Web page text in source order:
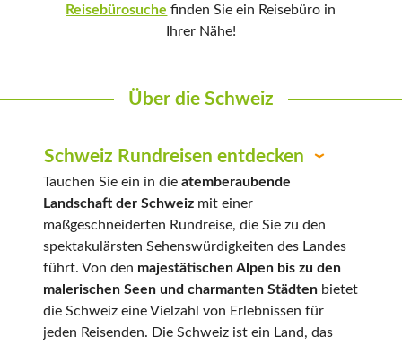
Reisebürosuche finden Sie ein Reisebüro in
Ihrer Nähe!
Über die Schweiz
Schweiz Rundreisen entdecken
Tauchen Sie ein in die atemberaubende
Landschaft der Schweiz mit einer
maßgeschneiderten Rundreise, die Sie zu den
spektakulärsten Sehenswürdigkeiten des Landes
führt. Von den majestätischen Alpen bis zu den
malerischen Seen und charmanten Städten bietet
die Schweiz eine Vielzahl von Erlebnissen für
jeden Reisenden. Die Schweiz ist ein Land, das